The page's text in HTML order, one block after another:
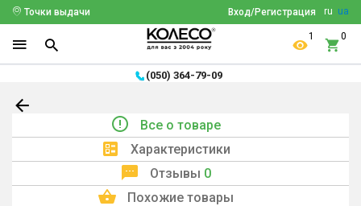
ru ua
Вход/Регистрация
Точки выдачи
1 0
(050) 364-79-09
Все о товаре
Характеристики
Отзывы 0
Похожие товары